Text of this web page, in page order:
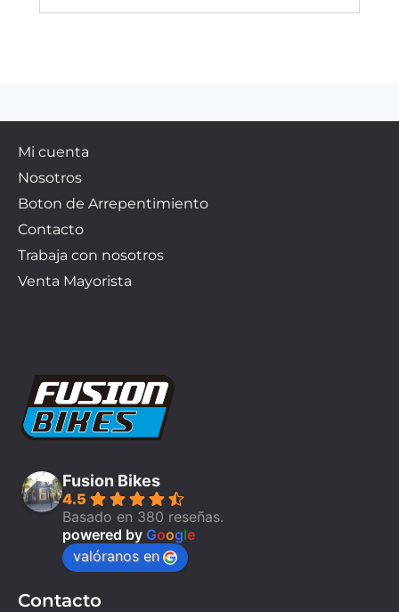
Mi cuenta
Nosotros
Boton de Arrepentimiento
Contacto
Trabaja con nosotros
Venta Mayorista
Fusion Bikes
4.5
Basado en 380 reseñas.
powered by Google
valóranos en
Contacto